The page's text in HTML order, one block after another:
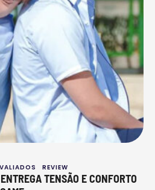
REVIEW
TENSÃO E CONFORTO